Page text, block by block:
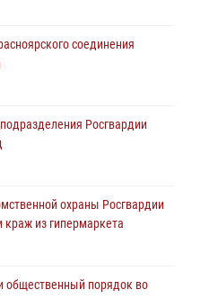
соединения
Росгвардии
охраны Росгвардии
из гипермаркета
общественный порядок во